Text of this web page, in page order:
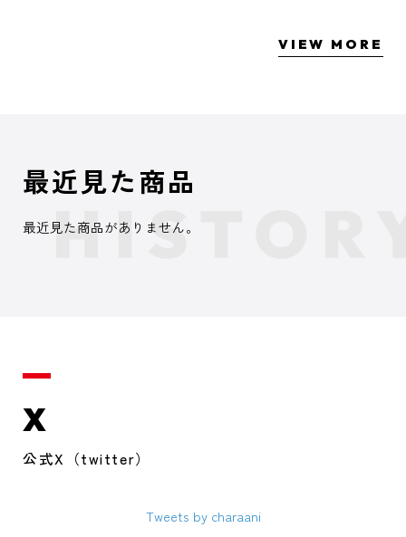
VIEW MORE
最近見た商品
最近見た商品がありません。
X
公式X（twitter）
Tweets by charaani